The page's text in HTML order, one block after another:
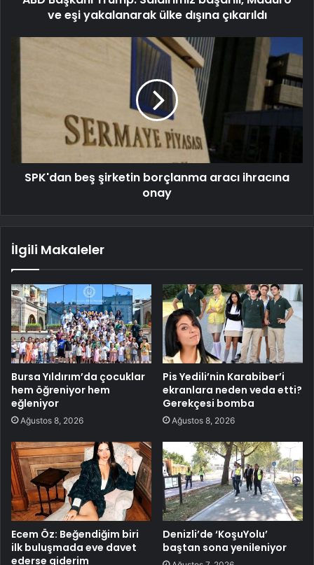
ve eşi yakalanarak ülke dışına çıkarıldı
SPK'dan beş şirketin borçlanma aracı ihracına
onay
İlgili Makaleler
Bursa Yıldırım’da çocuklar
hem öğreniyor hem
eğleniyor
Ağustos 8, 2026
Pis Yedili’nin Karabiber’i
ekranlara neden veda etti?
Gerekçesi bomba
Ağustos 8, 2026
Ecem Öz: Beğendiğim biri
ilk buluşmada eve davet
ederse giderim
Denizli’de ‘KoşuYolu’
baştan sona yenileniyor